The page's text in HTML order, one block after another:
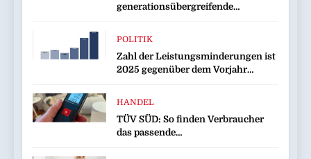
generationsübergreifende
POLITIK
Zahl der Leistungsminderungen ist
2025 gegenüber dem Vorjahr
HANDEL
TÜV SÜD: So finden Verbraucher
das passende